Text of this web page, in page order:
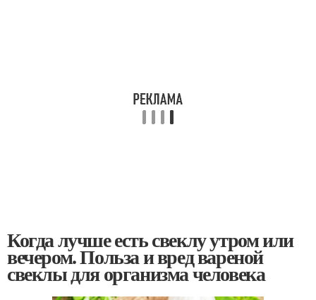
Когда лучше есть свеклу утром или
вечером. Польза и вред вареной
свеклы для организма человека